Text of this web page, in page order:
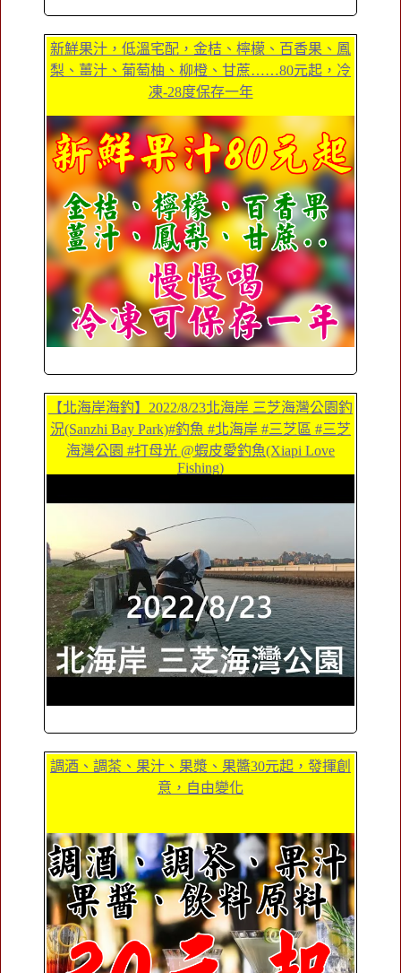
新鮮果汁，低溫宅配，金桔、檸檬、百香果、鳳
梨、薑汁、葡萄柚、柳橙、甘蔗……80元起，冷
凍-28度保存一年
【北海岸海釣】2022/8/23北海岸 三芝海灣公園釣
況(Sanzhi Bay Park)#釣魚 #北海岸 #三芝區 #三芝
海灣公園 #打母光 @蝦皮愛釣魚(Xiapi Love
Fishing)
調酒、調茶、果汁、果漿、果醬30元起，發揮創
意，自由變化